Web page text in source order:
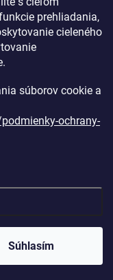
prehliadania,
cieleného
súborov cookie a
ochrany-
Súhlasím
vyhradené.Upraviť